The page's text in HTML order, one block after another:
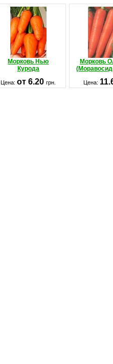
Морковь Нью
Курода
Морковь
Цена:от 6.20грн. Цена: